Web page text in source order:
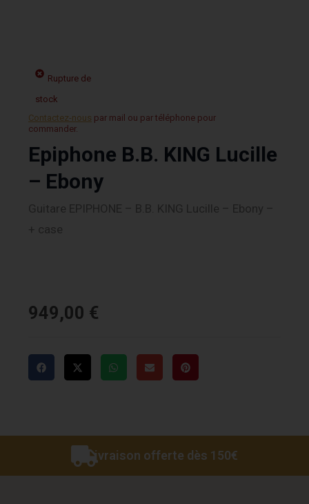
Rupture de
stock
Contactez-nous par mail ou par téléphone pour
commander.
Epiphone B.B. KING Lucille
– Ebony
Guitare EPIPHONE – B.B. KING Lucille – Ebony –
+ case
949,00 €
Livraison offerte dès 150€